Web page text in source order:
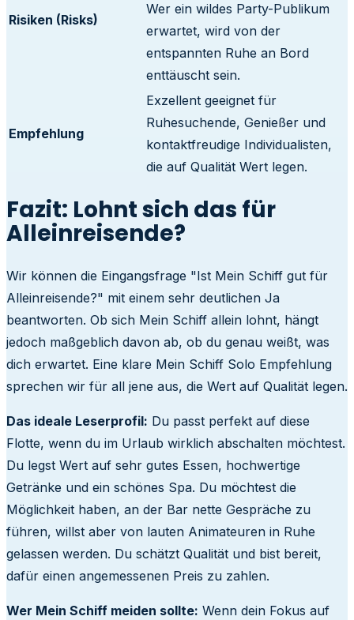
Risiken (Risks)
Wer ein wildes Party-Publikum
erwartet, wird von der
entspannten Ruhe an Bord
enttäuscht sein.
Empfehlung
Exzellent geeignet für
Ruhesuchende, Genießer und
kontaktfreudige Individualisten,
die auf Qualität Wert legen.
Fazit: Lohnt sich das für
Alleinreisende?
Wir können die Eingangsfrage "Ist Mein Schiff gut für
Alleinreisende?" mit einem sehr deutlichen Ja
beantworten. Ob sich Mein Schiff allein lohnt, hängt
jedoch maßgeblich davon ab, ob du genau weißt, was
dich erwartet. Eine klare Mein Schiff Solo Empfehlung
sprechen wir für all jene aus, die Wert auf Qualität legen.
Das ideale Leserprofil: Du passt perfekt auf diese
Flotte, wenn du im Urlaub wirklich abschalten möchtest.
Du legst Wert auf sehr gutes Essen, hochwertige
Getränke und ein schönes Spa. Du möchtest die
Möglichkeit haben, an der Bar nette Gespräche zu
führen, willst aber von lauten Animateuren in Ruhe
gelassen werden. Du schätzt Qualität und bist bereit,
dafür einen angemessenen Preis zu zahlen.
Wer Mein Schiff meiden sollte: Wenn dein Fokus auf